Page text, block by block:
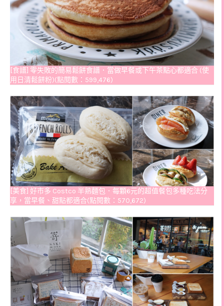
[食譜] 零失敗的簡易鬆餅食譜．當做早餐或下午茶點心都適合 (使
用日清鬆餅粉)(點閱數：599,476)
[美食] 好市多 Costco 半熟麵包．每顆6元的超值餐包多種吃法分
享，當早餐、甜點都適合(點閱數：570,672)